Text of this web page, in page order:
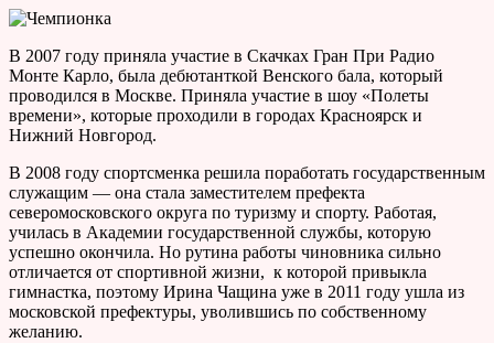
В 2007 году приняла участие в Скачках Гран При Радио
Монте Карло, была дебютанткой Венского бала, который
проводился в Москве. Приняла участие в шоу «Полеты
времени», которые проходили в городах Красноярск и
Нижний Новгород.
В 2008 году спортсменка решила поработать государственным
служащим — она стала заместителем префекта
северомосковского округа по туризму и спорту. Работая,
училась в Академии государственной службы, которую
успешно окончила. Но рутина работы чиновника сильно
отличается от спортивной жизни, к которой привыкла
гимнастка, поэтому Ирина Чащина уже в 2011 году ушла из
московской префектуры, уволившись по собственному
желанию.